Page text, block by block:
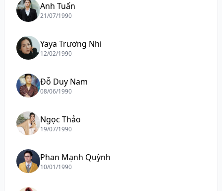
Anh Tuấn
21/07/1990
Yaya Trương Nhi
12/02/1990
Đỗ Duy Nam
08/06/1990
Ngọc Thảo
19/07/1990
Phan Mạnh Quỳnh
10/01/1990